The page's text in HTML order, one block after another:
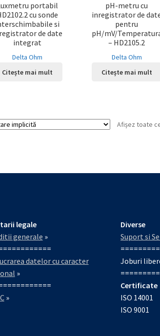
portabil
cu sonde
si
de date
integrat
Delta Ohm
Citește mai mult
pH-metru cu
inregistrator de
pentru
pH/mV/
– HD2105.2
Delta Ohm
Citește mai mult
Afișez toate
legale
generale »
datelor cu caracter
»
»
Diverse
Suport si
Joburi
Certificate
ISO 14001
ISO 9001